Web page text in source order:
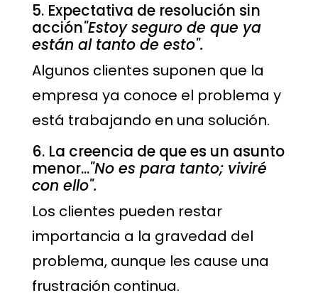
5. Expectativa de resolución sin
acción"Estoy seguro de que ya
están al tanto de esto".
Algunos clientes suponen que la
empresa ya conoce el problema y
está trabajando en una solución.
6. La creencia de que es un asunto
menor..."No es para tanto; viviré
con ello".
Los clientes pueden restar
importancia a la gravedad del
problema, aunque les cause una
frustración continua.